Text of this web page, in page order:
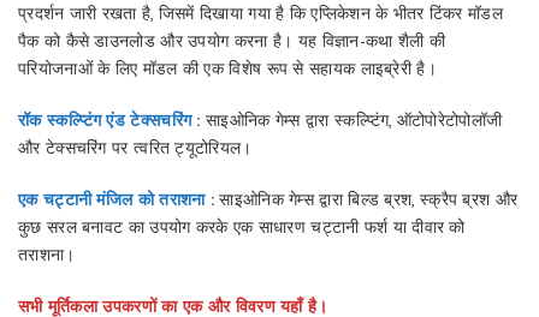
प्रदर्शन जारी रखता है, जिसमें दिखाया गया है कि एप्लिकेशन के भीतर टिंकर मॉडल
पैक को कैसे डाउनलोड और उपयोग करना है। यह विज्ञान-कथा शैली की
परियोजनाओं के लिए मॉडल की एक विशेष रूप से सहायक लाइब्रेरी है।
रॉक स्कल्प्टिंग एंड टेक्सचरिंग: साइओनिक गेम्स द्वारा स्कल्प्टिंग, ऑटोपोरेटोपोलॉजी
और टेक्सचरिंग पर त्वरित ट्यूटोरियल।
एक चट्टानी मंजिल को तराशना: साइओनिक गेम्स द्वारा बिल्ड ब्रश, स्क्रैप ब्रश और
कुछ सरल बनावट का उपयोग करके एक साधारण चट्टानी फर्श या दीवार को
तराशना।
सभी मूर्तिकला उपकरणों का एक और विवरण यहाँ है।